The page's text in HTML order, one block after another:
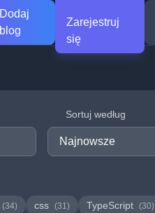
Dodaj
blog
Zarejestruj
się
Sortuj według
(34) css (31) TypeScript (30)